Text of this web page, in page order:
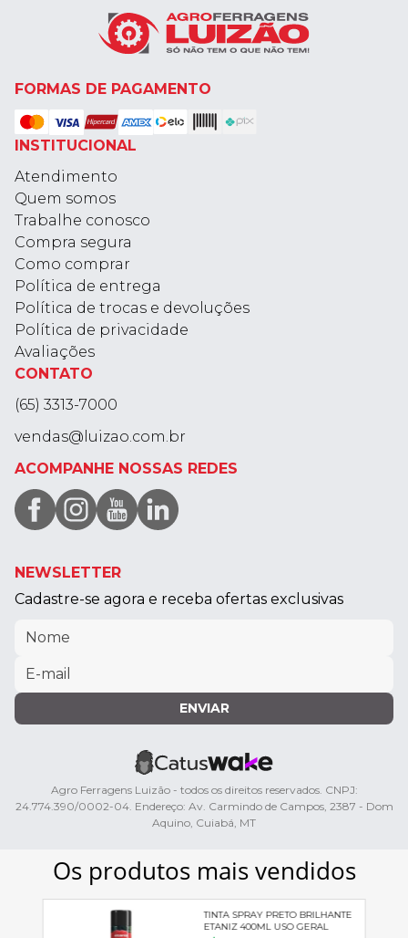
FORMAS DE PAGAMENTO
INSTITUCIONAL
Atendimento
Quem somos
Trabalhe conosco
Compra segura
Como comprar
Política de entrega
Política de trocas e devoluções
Política de privacidade
Avaliações
CONTATO
(65) 3313-7000
vendas@luizao.com.br
ACOMPANHE NOSSAS REDES
NEWSLETTER
Cadastre-se agora e receba ofertas exclusivas
ENVIAR
Agro Ferragens Luizão - todos os direitos reservados. CNPJ:
24.774.390/0002-04. Endereço: Av. Carmindo de Campos, 2387 - Dom
Aquino, Cuiabá, MT